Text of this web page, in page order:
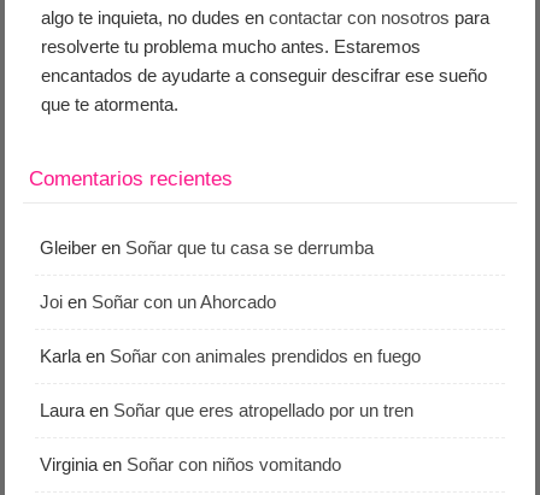
algo te inquieta, no dudes encontactar con nosotros para
resolverte tu problema mucho antes. Estaremos
encantados de ayudarte a conseguir descifrar ese sueño
que te atormenta.
Comentarios recientes
Gleiber en Soñar que tu casa se derrumba
Joi en Soñar con un Ahorcado
Karla en Soñar con animales prendidos en fuego
Laura en Soñar que eres atropellado por un tren
Virginia en Soñar con niños vomitando